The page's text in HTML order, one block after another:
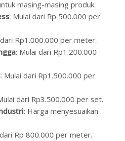
masing-masing produk:
: Mulai dari Rp 500.000 per
Rp1.000.000 per meter.
: Mulai dari Rp1.200.000
: Mulai dari Rp1.500.000 per
dari Rp3.500.000 per set.
: Harga menyesuaikan
Rp 800.000 per meter.